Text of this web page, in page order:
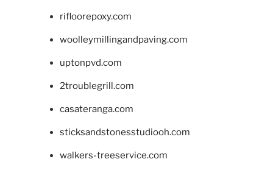
rifloorepoxy.com
woolleymillingandpaving.com
uptonpvd.com
2troublegrill.com
casateranga.com
sticksandstonesstudiooh.com
walkers-treeservice.com